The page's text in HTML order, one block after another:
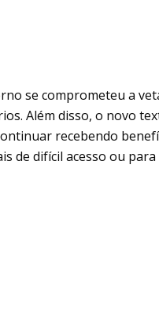
se comprometeu a
Além disso, o novo
recebendo
de difícil acesso ou